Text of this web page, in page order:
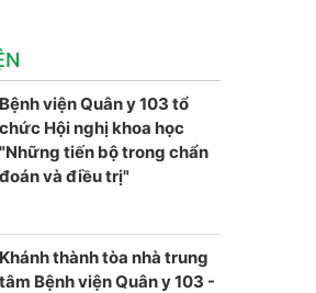
Bệnh viện Quân y 103 tổ
chức Hội nghị khoa học
"Những tiến bộ trong chẩn
đoán và điều trị"
Khánh thành tòa nhà trung
tâm Bệnh viện Quân y 103 -